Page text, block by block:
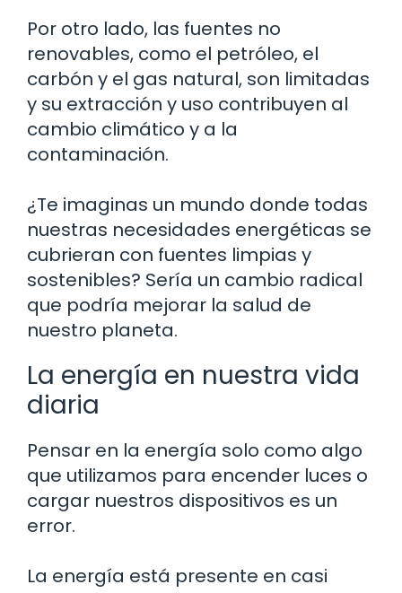
Por otro lado, las fuentes no
renovables, como el petróleo, el
carbón y el gas natural, son limitadas
y su extracción y uso contribuyen al
cambio climático y a la
contaminación.
¿Te imaginas un mundo donde todas
nuestras necesidades energéticas se
cubrieran con fuentes limpias y
sostenibles? Sería un cambio radical
que podría mejorar la salud de
nuestro planeta.
La energía en nuestra vida
diaria
Pensar en la energía solo como algo
que utilizamos para encender luces o
cargar nuestros dispositivos es un
error.
La energía está presente en casi